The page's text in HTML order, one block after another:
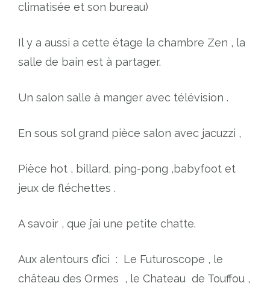
climatisée et son bureau)
Il y a aussi a cette étage la chambre Zen , la
salle de bain est à partager.
Un salon salle à manger avec télévision .
En sous sol grand pièce salon avec jacuzzi ,
Pièce hot , billard, ping-pong ,babyfoot et
jeux de fléchettes .
A savoir , que j’ai une petite chatte.
Aux alentours d’ici : Le Futuroscope , le
château des Ormes , le Chateau de Touffou ,